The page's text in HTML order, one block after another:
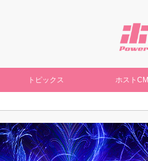
トピックス ホストCM